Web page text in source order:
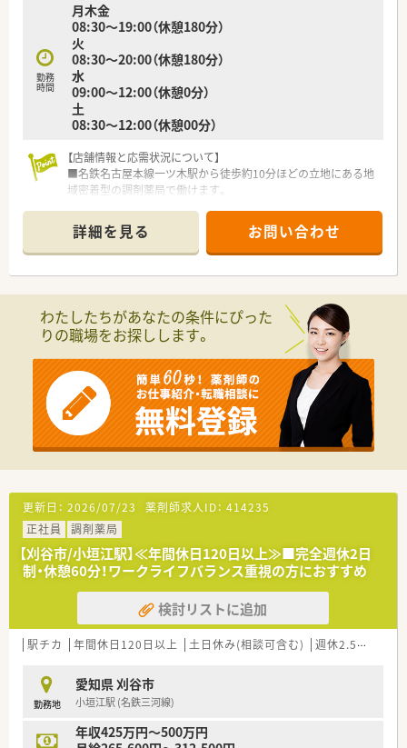
勤務
時間
月木金
08:30～19:00（休憩180分）
火
08:30～20:00（休憩180分）
水
09:00～12:00（休憩0分）
土
08:30～12:00（休憩00分）
【店舗情報と応需状況について】
■名鉄名古屋本線一ツ木駅から徒歩約10分ほどの立地にある地
域密着型の調剤薬局で働けます。
50枚の処方箋を扱っています。
■薬剤師は常時2～3名体制で医療事務も在籍しており一人体制
になることはないので安心です。
■愛知県三河エリアで事業拡大を目指すための体制強化に伴う
正社員の募集を実施中です。
■刈谷市および安城市の複数店舗を掛け持ちできる柔軟性のあ
■地域医療に貢献したいという強い意欲を持ち患者様へ丁寧な
服薬指導ができる方を求めています。
【勤務実態について】
■日曜と祝日のほか水曜午後と土曜午後が固定休みとなるメリ
ハリをつけて働ける環境です。
■有給休暇の取得率が高い職場ですのでプライベートの予定も
■夏季休暇は3～4日程度、年末年始休暇は6～8日程度と長期休
暇も取得可能です。
【想定されるモデル年収】
■経験等考慮されますが年収は520万円から600万円の範囲で提
示されることになります。
■昇給は年1回4月にあり業績に応じて実施され日頃の努力がし
っかりと評価されます。
■賞与は年2回7月と12月に支給され安定した収入を得ながら働
くことができるでしょう。
詳細を見る お問い合わせ
わたしたちがあなたの条件にぴった
りの職場をお探しします。
更新日： 2026/07/23 薬剤師求人ID： 414235
正社員
調剤薬局
【刈谷市/小垣江駅】≪年間休日120日以上≫■完全週休2日
制・休憩60分！ワークライフバランス重視の方におすすめ
検討リストに追加
駅チカ 年間休日120日以上 土日休み(相談可含む) 週休2.5日以上
勤務地
愛知県 刈谷市
小垣江駅 (名鉄三河線)
年収425万円～500万円